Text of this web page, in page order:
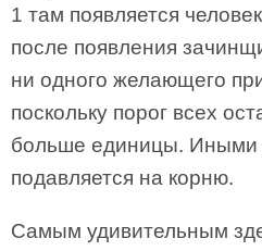
1 там появляется
после появления
ни одного желающего
поскольку порог всех
больше единицы. Иными
подавляется на корню.
Самым удивительным